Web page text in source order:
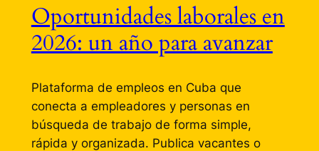
Oportunidades laborales en
2026: un año para avanzar
Plataforma de empleos en Cuba que
conecta a empleadores y personas en
búsqueda de trabajo de forma simple,
rápida y organizada. Publica vacantes o